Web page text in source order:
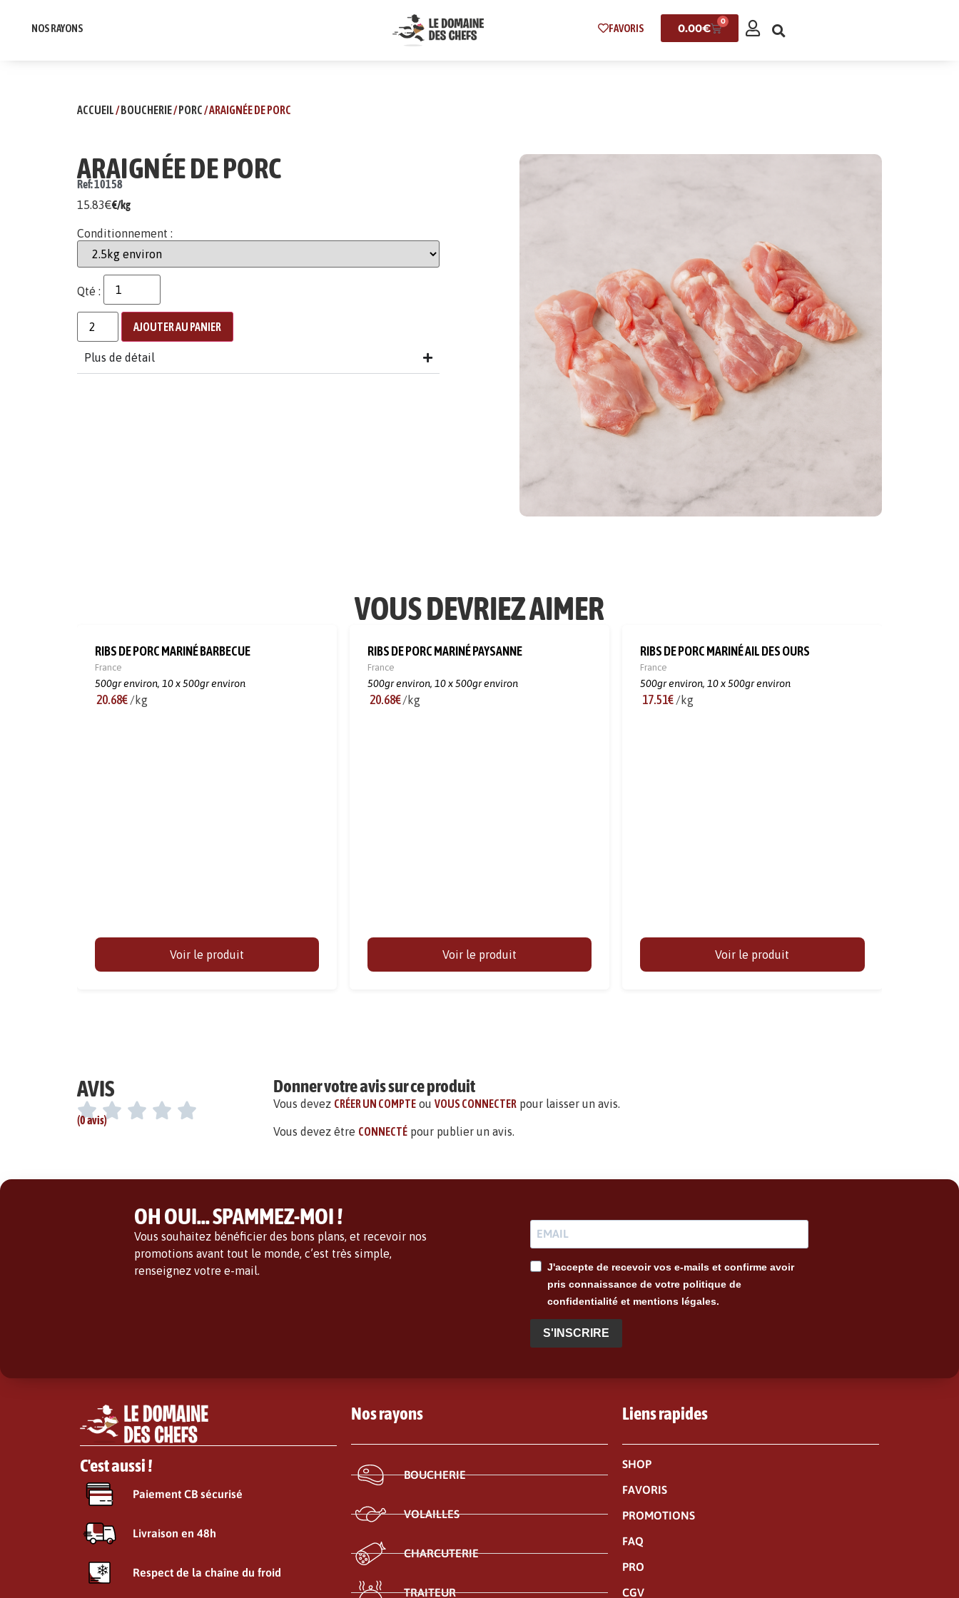
NOS RAYONS FAVORIS 0.00€
0
ACCUEIL/BOUCHERIE/PORC/ ARAIGNÉE DE PORC
ARAIGNÉE DE PORC
Ref: 10158
15.83€€/kg
Conditionnement :
Qté :
AJOUTER AU PANIER
Plus de détail
VOUS DEVRIEZ AIMER
RIBS DE PORC MARINÉ BARBECUE
France
500gr environ, 10 x 500gr environ
20.68€ /kg
Voir le produit
RIBS DE PORC MARINÉ PAYSANNE
France
500gr environ, 10 x 500gr environ
20.68€/kg
Voir le produit
RIBS DE PORC MARINÉ AIL DES OURS
France
500gr environ, 10 x 500gr environ
17.51€ /kg
Voir le produit
AVIS
(0 avis)
Donner votre avis sur ce produit
Vous devez CRÉER UN COMPTEou VOUS CONNECTERpour laisser un avis.
Vous devez être CONNECTÉpour publier un avis.
OH OUI... SPAMMEZ-MOI !
Vous souhaitez bénéficier des bons plans, et recevoir nos
promotions avant tout le monde, c’est très simple,
renseignez votre e-mail.
J'accepte de recevoir vos e-mails et confirme avoir
pris connaissance de votre politique de
confidentialité et mentions légales.
S'INSCRIRE
C'est aussi !
Paiement CB sécurisé
Livraison en 48h
Respect de la chaîne du froid
Nos rayons
BOUCHERIE
VOLAILLES
CHARCUTERIE
TRAITEUR
Liens rapides
SHOP
FAVORIS
PROMOTIONS
FAQ
PRO
CGV